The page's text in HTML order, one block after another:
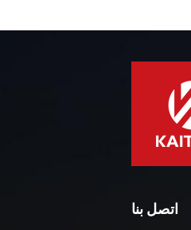
اتصل بنا